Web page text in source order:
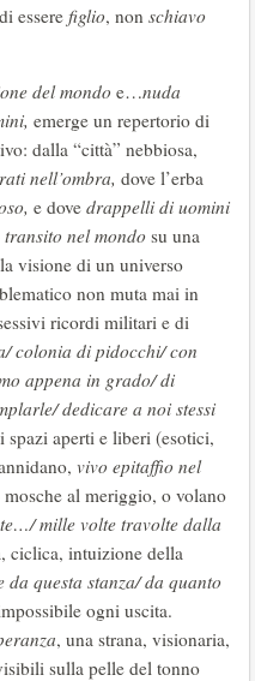
essere figlio, non schiavo
del mondo e…nuda
emerge un repertorio di
dalla “città” nebbiosa,
nell’ombra, dove l’erba
e dove drappelli di uomini
transito nel mondo su una
visione di un universo
non muta mai in
ricordi militari e di
colonia di pidocchi/ con
appena in grado/ di
dedicare a noi stessi
aperti e liberi (esotici,
vivo epitaffio nel
al meriggio, o volano
mille volte travolte dalla
ciclica, intuizione della
da questa stanza/ da quanto
ogni uscita.
, una strana, visionaria,
sulla pelle del tonno